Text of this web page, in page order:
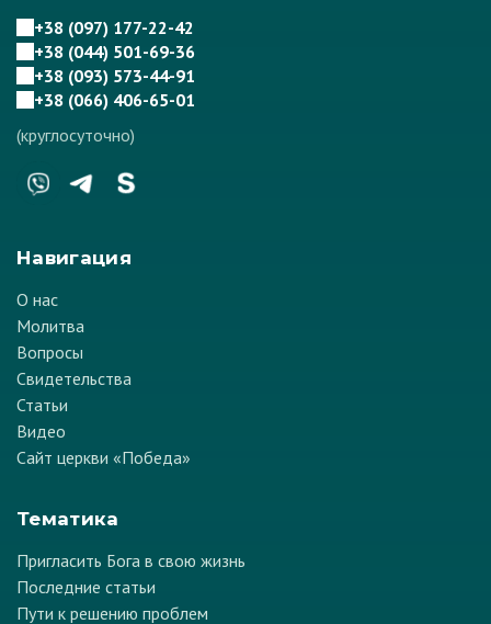
+38 (097) 177-22-42
+38 (044) 501-69-36
+38 (093) 573-44-91
+38 (066) 406-65-01
(круглосуточно)
Навигация
О нас
Молитва
Вопросы
Свидетельства
Статьи
Видео
Сайт церкви «Победа»
Тематика
Пригласить Бога в свою жизнь
Последние статьи
Пути к решению проблем